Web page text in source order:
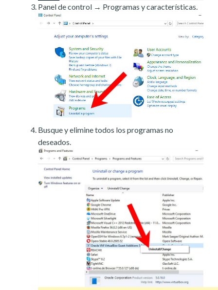
Panel de control → Programas y características.
Busque y elimine todos los programas no
deseados.